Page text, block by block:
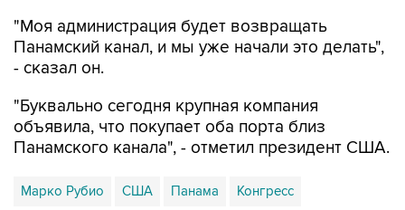
"Моя администрация будет возвращать
Панамский канал, и мы уже начали это делать",
- сказал он.
"Буквально сегодня крупная компания
объявила, что покупает оба порта близ
Панамского канала", - отметил президент США.
Марко Рубио США Панама Конгресс